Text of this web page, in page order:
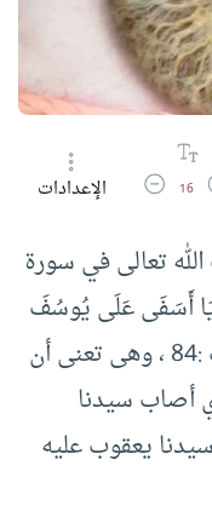
حجم الخط
16 تقليل حجم الخط
الإعدادات
تعالى في سورة
أَسَفَى عَلَى يُوسُفَ
وابيضت عَيْنَاهُ مِنَ الحزن } يوسف :84 ، وهى تعنى أن
أصاب سيدنا
يعقوب عليه